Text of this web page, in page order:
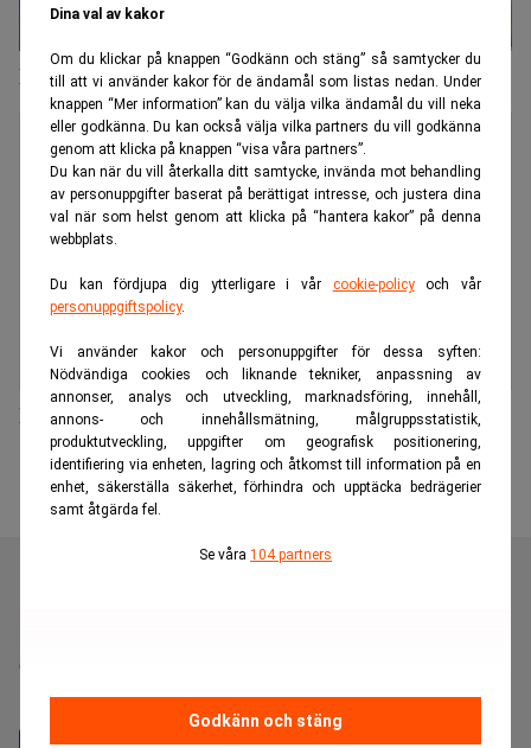
Dina val av kakor
Om du klickar på knappen “Godkänn och stäng” så samtycker du
till att vi använder kakor för de ändamål som listas nedan. Under
knappen “Mer information” kan du välja vilka ändamål du vill neka
eller godkänna. Du kan också välja vilka partners du vill godkänna
genom att klicka på knappen “visa våra partners”.
Du kan när du vill återkalla ditt samtycke, invända mot behandling
av personuppgifter baserat på berättigat intresse, och justera dina
val när som helst genom att klicka på “hantera kakor” på denna
webbplats.
Du kan fördjupa dig ytterligare i vår cookie-policyoch vår
personuppgiftspolicy.
Vi använder kakor och personuppgifter för dessa syften:
Nödvändiga cookies och liknande tekniker, anpassning av
annonser, analys och utveckling, marknadsföring, innehåll,
annons- och innehållsmätning, målgruppsstatistik,
produktutveckling, uppgifter om geografisk positionering,
identifiering via enheten, lagring och åtkomst till information på en
enhet, säkerställa säkerhet, förhindra och upptäcka bedrägerier
samt åtgärda fel.
Se våra 104 partners
Godkänn och stäng
Första AP-fonden redovisar rekordresultat för 2021
Första AP-fonden plockar chef från Nordea
dig som vill fördjupa dig inom finans- och
näringslivsnyheter.